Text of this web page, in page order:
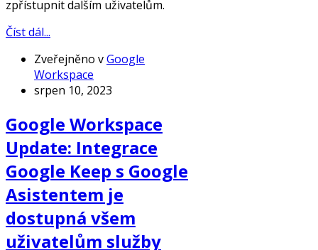
zpřístupnit dalším uživatelům.
Číst dál...
Zveřejněno vGoogle
Workspace
srpen 10, 2023
Google Workspace
Update: Integrace
Google Keep s Google
Asistentem je
dostupná všem
uživatelům služby